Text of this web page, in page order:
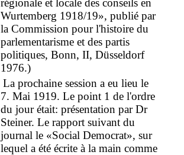
régionale et locale des conseilsen
Wurtemberg 1918/19», publié par
la Commission pour l'histoire du
parlementarisme et des partis
politiques, Bonn, II, Düsseldorf
1976.)
La prochaine session a eu lieu le
7. Mai 1919. Le point1 de l'ordre
du jourétait: présentation parDr
Steiner. Le rapport suivant du
journal le«Social Democrat», sur
lequel a été écrite à la main comme